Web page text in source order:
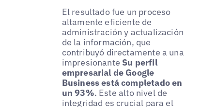
El resultado fue un proceso
altamente eficiente de
administración y actualización
de la información, que
contribuyó directamente a una
impresionante Su perfil
empresarial de Google
Business está completado en
un 93%. Este alto nivel de
integridad es crucial para el